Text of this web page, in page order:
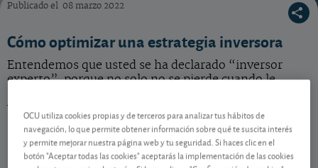
Conozca cómo optimizar su estrategia inversora con los consejos de OCU Inversiones.
Publicado el 08 marzo 2022
Cómo optimizar una estrategia inversora
Entendemos que usted se ha declarado “inversor
experto”, porque no solo no se pierde cuando le
ya distintas inversiones; quizás incluso con los
productos más arriesgados.
OCU utiliza cookies propias y de terceros para analizar tus hábitos de
navegación, lo que permite obtener información sobre qué te suscita interés
y permite mejorar nuestra página web y tu seguridad. Si haces clic en el
botón "Aceptar todas las cookies" aceptarás la implementación de las cookies